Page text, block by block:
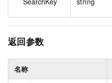
返回参数
名称